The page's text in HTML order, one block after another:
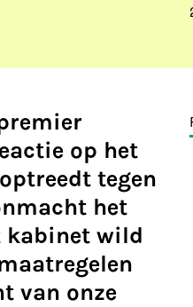
op het
tegen
het
kabinet wild
van onze